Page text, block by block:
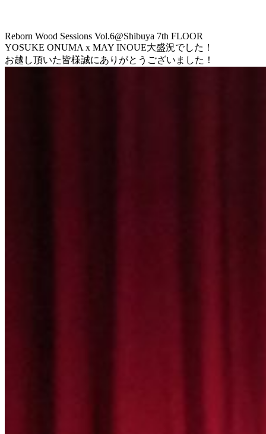
Reborn Wood Sessions Vol.6@Shibuya 7th FLOOR
YOSUKE ONUMA x MAY INOUE大盛況でした！
お越し頂いた皆様誠にありがとうございました！